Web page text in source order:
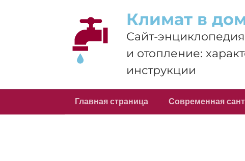
Климат в
Сайт-
и отопление:
инструкции
Главная страница Современная